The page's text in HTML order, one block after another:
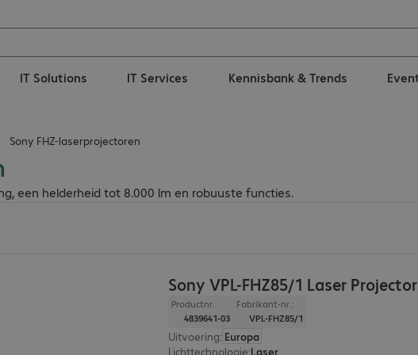
IT Solutions IT Services Kennisbank & Trends
Sony FHZ-laserprojectoren
een helderheid tot 8.000 lm en robuuste functies.
Sony VPL-FHZ85/1 Laser Projector
Productnr.:
4839641-03
Fabrikant-nr.:
VPL-FHZ85/1
Uitvoering: Europa
Lichttechnologie:Laser